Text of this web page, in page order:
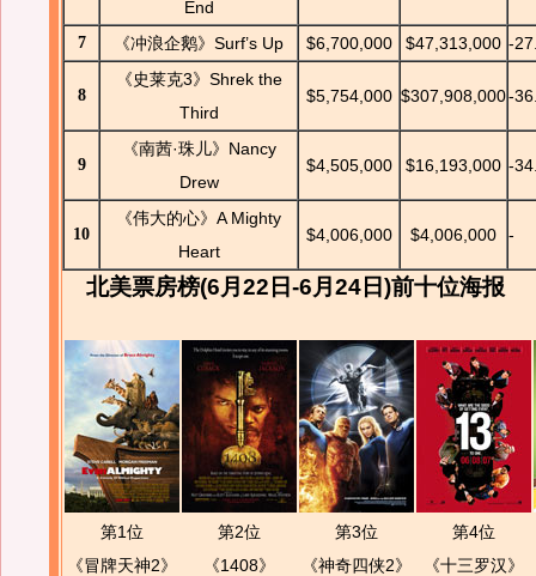
End
7 《冲浪企鹅》Surf’s Up $6,700,000 $47,313,000 -
8
《史莱克3》Shrek the
Third
$5,754,000 $307,908,000-
9
《南茜·珠儿》Nancy
Drew
$4,505,000 $16,193,000 -
10
《伟大的心》A Mighty
Heart
$4,006,000 $4,006,000 -
北美票房榜(6月22日-6月24日)前十位海报
第1位
《冒牌天神2》
第2位
《1408》
第3位
《神奇四侠2》
第4位
《十三罗汉》